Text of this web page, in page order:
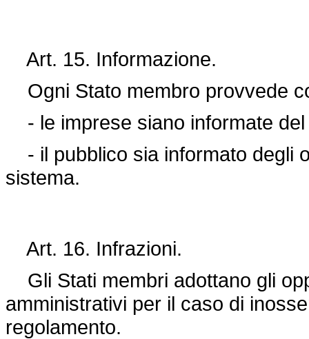
Art. 15. Informazione.
Ogni Stato membro provvede
- le imprese siano informate
- il pubblico sia informato degli
sistema.
Art. 16. Infrazioni.
Gli Stati membri adottano gli
amministrativi per il caso di
regolamento.